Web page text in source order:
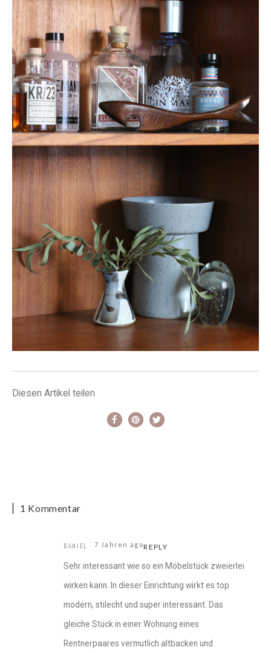
Diesen Artikel teilen
1 Kommentar
DANIEL 7 Jahren agoREPLY
Sehr interessant wie so ein Möbelstück zweierlei
wirken kann. In dieser Einrichtung wirkt es top
modern, stilecht und super interessant. Das
gleiche Stück in einer Wohnung eines
Rentnerpaares vermutlich altbacken und